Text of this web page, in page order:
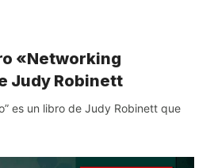
«Networking
Judy Robinett
es un libro de Judy Robinett que